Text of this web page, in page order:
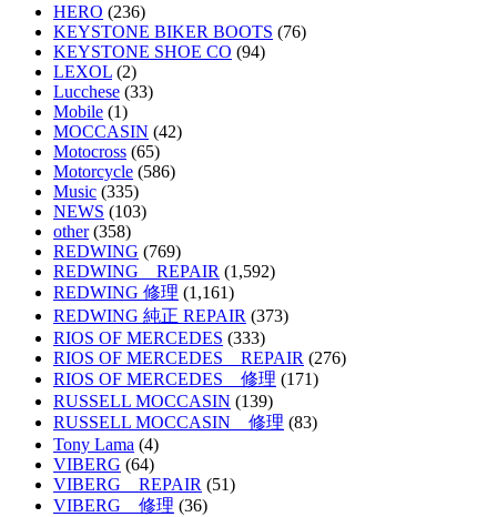
HERO (236)
KEYSTONE BIKER BOOTS (76)
KEYSTONE SHOE CO (94)
LEXOL (2)
Lucchese (33)
Mobile (1)
MOCCASIN (42)
Motocross (65)
Motorcycle (586)
Music (335)
NEWS (103)
other(358)
REDWING (769)
REDWING REPAIR (1,592)
REDWING 修理 (1,161)
REDWING 純正 REPAIR (373)
RIOS OF MERCEDES (333)
RIOS OF MERCEDES REPAIR (276)
RIOS OF MERCEDES 修理 (171)
RUSSELL MOCCASIN (139)
RUSSELL MOCCASIN 修理 (83)
Tony Lama (4)
VIBERG (64)
VIBERG REPAIR (51)
VIBERG 修理 (36)